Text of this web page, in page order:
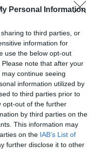
Personal Information
to third parties, or
information for
use the below opt-out
note that after your
continue seeing
information utilized by
to third parties prior to
opt-out of the further
by third parties on the
This information may
on the IAB’s List of
further disclose it to other
sulla spiaggia: